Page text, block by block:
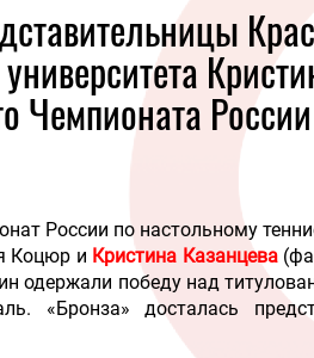
Чемпионата
России по настольному
Коцюр и Кристина Казанцева
одержали победу над
«Бронза» досталась